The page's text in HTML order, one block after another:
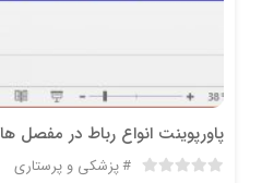
پاورپوینت انواع رباط در مفصل ها
پزشکی و پرستاری